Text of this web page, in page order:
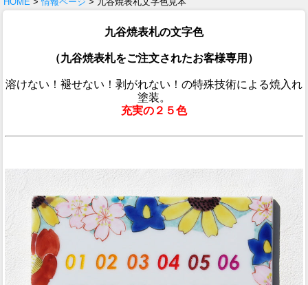
九谷焼表札の文字色
（九谷焼表札をご注文されたお客様専用）
溶けない！褪せない！剥がれない！の特殊技術による焼入れ
塗装。
充実の２５色